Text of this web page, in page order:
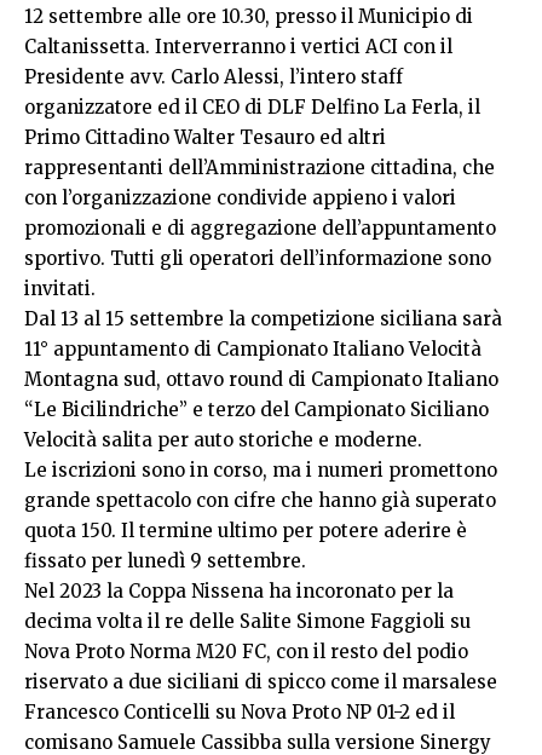
12 settembre alle ore 10.30, presso il Municipio di
Caltanissetta. Interverranno i vertici ACI con il
Presidente avv. Carlo Alessi, l’intero staff
organizzatore ed il CEO di DLF Delfino La Ferla, il
Primo Cittadino Walter Tesauro ed altri
rappresentanti dell’Amministrazione cittadina, che
con l’organizzazione condivide appieno i valori
promozionali e di aggregazione dell’appuntamento
sportivo. Tutti gli operatori dell’informazione sono
invitati.
Dal 13 al 15 settembre la competizione siciliana sarà
11° appuntamento di Campionato Italiano Velocità
Montagna sud, ottavo round di Campionato Italiano
“Le Bicilindriche” e terzo del Campionato Siciliano
Velocità salita per auto storiche e moderne.
Le iscrizioni sono in corso, ma i numeri promettono
grande spettacolo con cifre che hanno già superato
quota 150. Il termine ultimo per potere aderire è
fissato per lunedì 9 settembre.
Nel 2023 la Coppa Nissena ha incoronato per la
decima volta il re delle Salite Simone Faggioli su
Nova Proto Norma M20 FC, con il resto del podio
riservato a due siciliani di spicco come il marsalese
Francesco Conticelli su Nova Proto NP 01-2 ed il
comisano Samuele Cassibba sulla versione Sinergy